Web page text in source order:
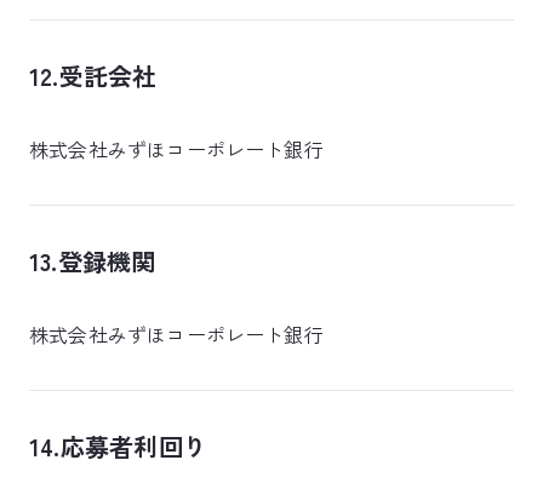
12.受託会社
株式会社みずほコーポレート銀行
13.登録機関
株式会社みずほコーポレート銀行
14.応募者利回り